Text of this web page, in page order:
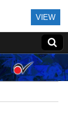
VIEW